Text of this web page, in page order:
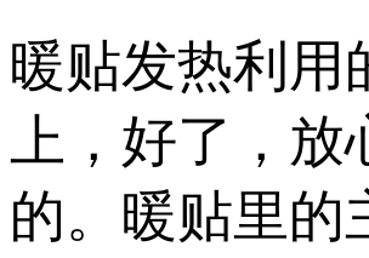
暖贴发热利用
上，好了，
的。暖贴里的